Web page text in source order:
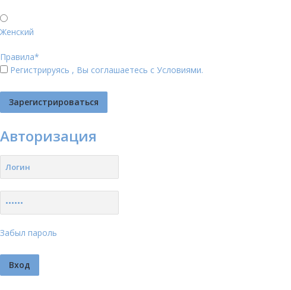
Женский
Правила*
Регистрируясь , Вы соглашаетесь с Условиями.
Авторизация
Забыл пароль